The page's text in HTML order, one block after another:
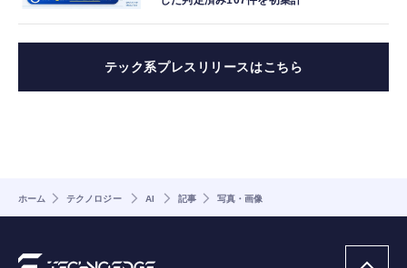
テック系プレスリリースはこちら
ホーム テクノロジー AI 記事 写真・画像